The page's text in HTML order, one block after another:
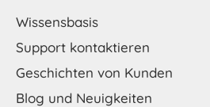
Wissensbasis
Support kontaktieren
Geschichten von Kunden
Blog und Neuigkeiten